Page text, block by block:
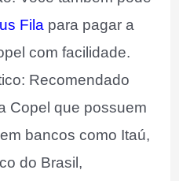
Filapara pagar a
com facilidade.
Recomendado
Copel que possuem
bancos como Itaú,
do Brasil,